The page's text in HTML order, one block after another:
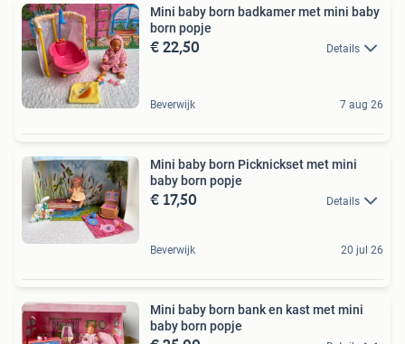
Mini baby born badkamer met mini baby
born popje
€ 22,50 Details
Beverwijk 7 aug 26
Mini baby born Picknickset met mini
baby born popje
€ 17,50 Details
Beverwijk 20 jul 26
Mini baby born bank en kast met mini
baby born popje